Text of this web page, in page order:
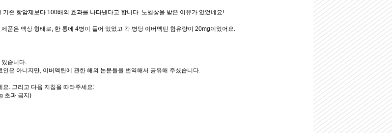
존 항암제보다 100배의 효과를 나타낸다고 합니다. 노벨상을 받은 이유가 있었네요!
품은 액상 형태로, 한 통에 4병이 들어 있었고 각 병당 이버멕틴 함유량이 20mg이었어요.
있습니다.
은 아니지만, 이버멕틴에 관한 해외 논문들을 번역해서 공유해 주셨습니다.
. 그리고 다음 지침을 따라주세요:
초과 금지)